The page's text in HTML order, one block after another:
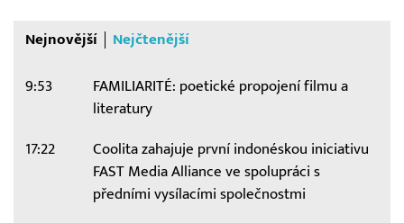
Nejnovější Nejčtenější
9:53
FAMILIARITÉ: poetické propojení filmu a
literatury
17:22
Coolita zahajuje první indonéskou iniciativu
FAST Media Alliance ve spolupráci s
předními vysílacími společnostmi